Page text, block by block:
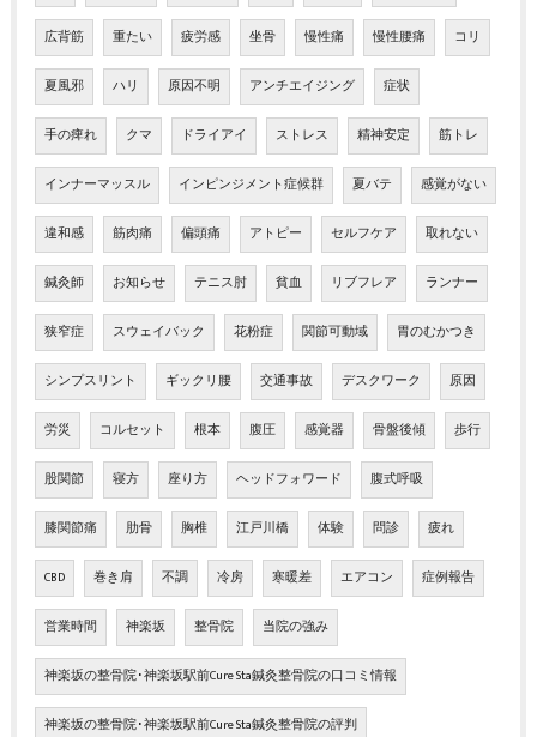
広背筋 重たい 疲労感 坐骨 慢性痛 慢性腰痛 コリ
夏風邪 ハリ 原因不明 アンチエイジング 症状
手の痺れ クマ ドライアイ ストレス 精神安定 筋トレ
インナーマッスル インピンジメント症候群 夏バテ 感覚がない
違和感 筋肉痛 偏頭痛 アトピー セルフケア 取れない
鍼灸師 お知らせ テニス肘 貧血 リブフレア ランナー
狭窄症 スウェイバック 花粉症 関節可動域 胃のむかつき
シンプスリント ギックリ腰 交通事故 デスクワーク 原因
労災 コルセット 根本 腹圧 感覚器 骨盤後傾 歩行
股関節 寝方 座り方 ヘッドフォワード 腹式呼吸
膝関節痛 肋骨 胸椎 江戸川橋 体験 問診 疲れ
CBD 巻き肩 不調 冷房 寒暖差 エアコン 症例報告
営業時間 神楽坂 整骨院 当院の強み
神楽坂の整骨院･神楽坂駅前Cure Sta鍼灸整骨院の口コミ情報
神楽坂の整骨院･神楽坂駅前Cure Sta鍼灸整骨院の評判